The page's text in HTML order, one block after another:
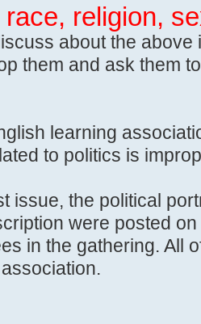
religion,
about the
them and ask them
learning
to politics is
issue, the political
were posted
in the gathering. All